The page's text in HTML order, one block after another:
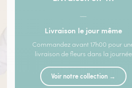
—
Livraison le jour même
Commandez avant 17h00 pour
livraison de fleurs dans la journée
Voir notre collection →